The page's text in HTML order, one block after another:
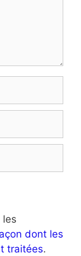
les
dont les
traitées.